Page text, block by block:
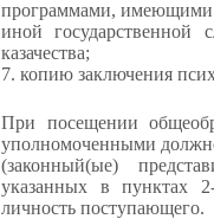
программами, имеющими
иной государственной
казачества;
7. копию заключения
При посещении
уполномоченными
(законный(ые)
указанных в пунктах
личность поступающего.